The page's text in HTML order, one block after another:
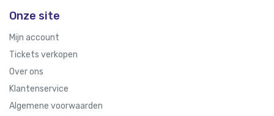
Onze site
Mijn account
Tickets verkopen
Over ons
Klantenservice
Algemene voorwaarden